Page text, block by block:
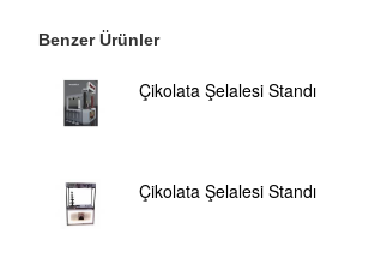
Benzer Ürünler
Çikolata Şelalesi Standı
Çikolata Şelalesi Standı